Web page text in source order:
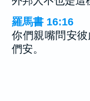
羅馬書 16:16
你們親嘴問安
們安。